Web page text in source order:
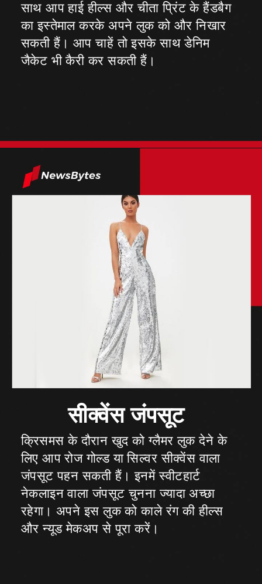
साथ आप हाई हील्स और चीता प्रिंट के हैंडबैग
का इस्तेमाल करके अपने लुक को और निखार
सकती हैं। आप चाहें तो इसके साथ डेनिम
सीक्वेंस जंपसूट
क्रिसमस के दौरान खुद को ग्लैमर लुक देने के
लिए आप रोज गोल्ड या सिल्वर सीक्वेंस वाला
जंपसूट पहन सकती हैं। इनमें स्वीटहार्ट
नेकलाइन वाला जंपसूट चुनना ज्यादा अच्छा
रहेगा। अपने इस लुक को काले रंग की हील्स